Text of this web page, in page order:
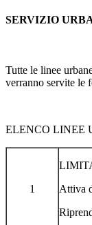
SERVIZIO
Tutte le linee
verranno servite le
ELENCO LINEE
1
Attiva